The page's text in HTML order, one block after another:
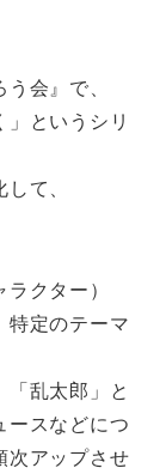
会』で、
」というシリ
て、
クター）
特定のテーマ
乱太郎」と
ースなどにつ
次アップさせ